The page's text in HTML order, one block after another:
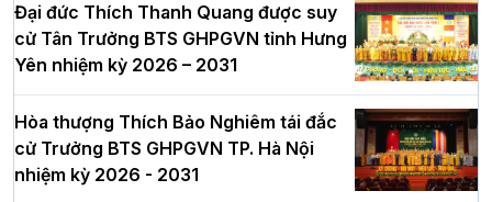
Đại đức Thích Thanh Quang được suy
cử Tân Trưởng BTS GHPGVN tỉnh Hưng
Yên nhiệm kỳ 2026 – 2031
Hòa thượng Thích Bảo Nghiêm tái đắc
cử Trưởng BTS GHPGVN TP. Hà Nội
nhiệm kỳ 2026 - 2031